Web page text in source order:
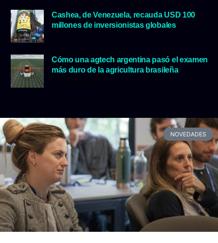
Cashea, de Venezuela, recauda USD 100
millones de inversionistas globales
Cómo una agtech argentina pasó el examen
más duro de la agricultura brasileña
NOVEDADES